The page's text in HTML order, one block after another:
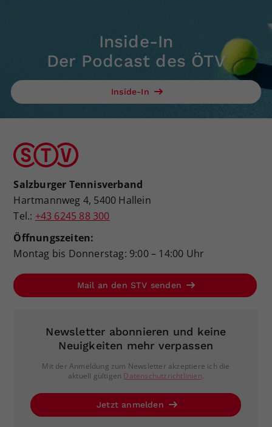
Inside-In
Der Podcast des ÖTV
Inside-In
Salzburger Tennisverband
Hartmannweg 4, 5400 Hallein
Tel.: +43 6245 88 300
Öffnungszeiten:
Montag bis Donnerstag: 9:00 – 14:00 Uhr
Mail an den STV senden
Newsletter abonnieren und keine
Neuigkeiten mehr verpassen
Mit der Anmeldung zum Newsletter akzeptiere ich die
aktuell gültigen Datenschutzrichtlinien.
Jetzt anmelden